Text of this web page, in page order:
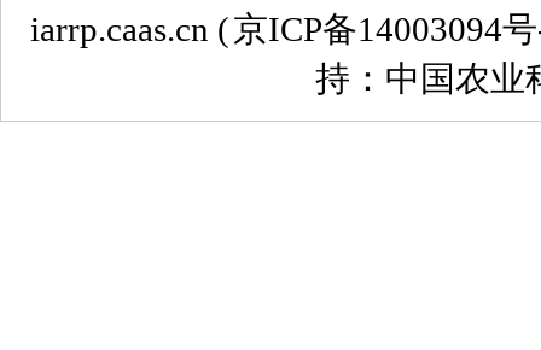
iarrp.caas.cn (京ICP备14003094
持：中国农